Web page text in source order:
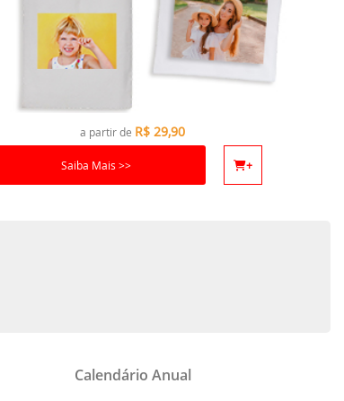
a partir de R$29,90
Saiba Mais >> +
Calendário Anual